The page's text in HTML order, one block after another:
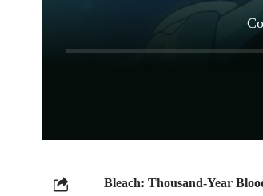
Bleach: Thousand-Year